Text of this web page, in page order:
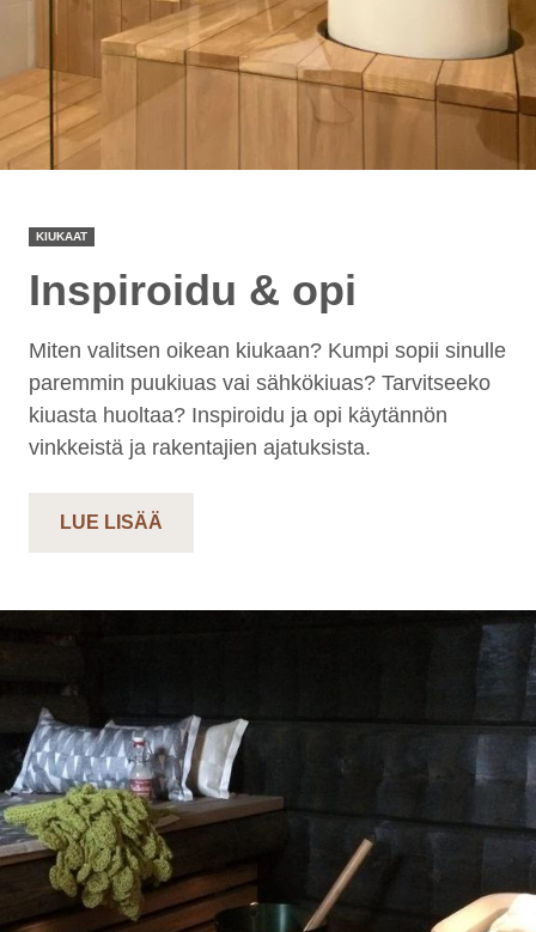
KIUKAAT
Inspiroidu & opi
Miten valitsen oikean kiukaan? Kumpi sopii sinulle
paremmin puukiuas vai sähkökiuas? Tarvitseeko
kiuasta huoltaa? Inspiroidu ja opi käytännön
vinkkeistä ja rakentajien ajatuksista.
LUE LISÄÄ